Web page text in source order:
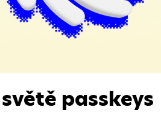
passkeys